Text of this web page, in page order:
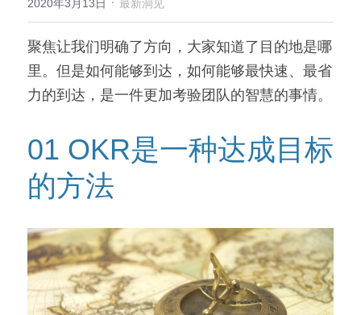
OKR工作坊/定制培训
OKR教练认证/训战
高质量复盘
专业书籍
在线课程
搜索
现在预约
2020年3月13日 最新洞见
聚焦让我们明确了方向，大家知道了目的地是哪
里。但是如何能够到达，如何能够最快速、最省
力的到达，是一件更加考验团队的智慧的事情。
01 OKR是一种达成目标
的方法